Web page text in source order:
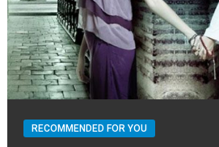
RECOMMENDED FOR YOU